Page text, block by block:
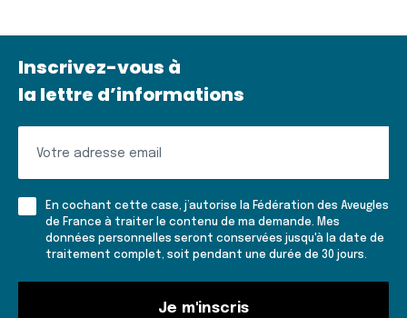
Inscrivez-vous à
la lettre d’informations
à
lettre
En cochant cette case, j’autorise la Fédération des Aveugles
de France à traiter le contenu de ma demande. Mes
données personnelles seront conservées jusqu'à la date de
traitement complet, soit pendant une durée de 30 jours.
Je m'inscris